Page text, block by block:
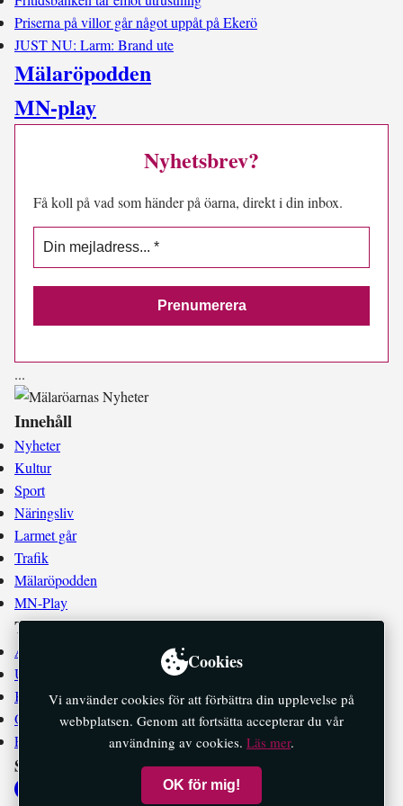
Priserna på villor går något uppåt på Ekerö
JUST NU: Larm: Brand ute
Mälaröpodden
MN-play
Nyhetsbrev?
Få koll på vad som händer på öarna, direkt i din inbox.
...
Innehåll
Nyheter
Kultur
Sport
Näringsliv
Larmet går
Trafik
Mälaröpodden
MN-Play
Tidningen
Annonsera
Utgivningsplan
Kontakta oss
Om oss
E-tidningar
Socialt
Cookies
Vi använder cookies för att förbättra din upplevelse på
webbplatsen. Genom att fortsätta accepterar du vår
användning av cookies. Läs mer.
OK för mig!